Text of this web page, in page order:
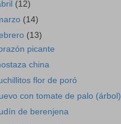
(12)
(14)
(13)
picante
china
flor de poró
con tomate de palo (árbol)
de berenjena